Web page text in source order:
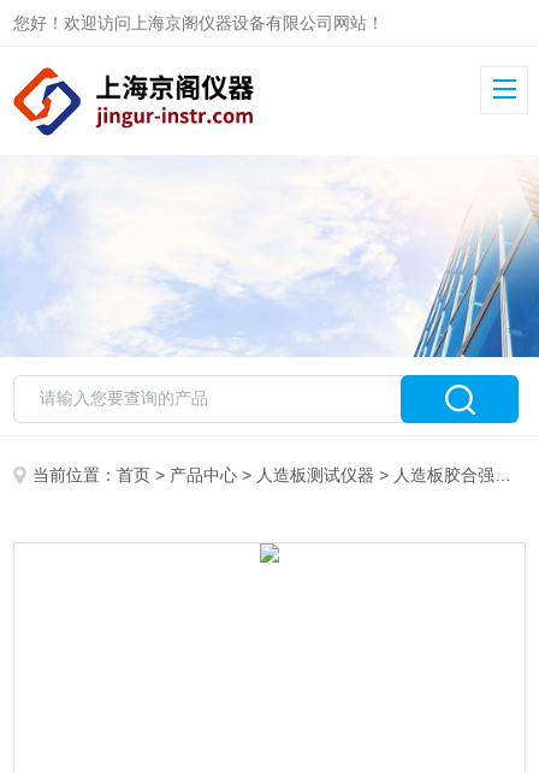
您好！欢迎访问上海京阁仪器设备有限公司网站！
当前位置：首页 > 产品中心 > 人造板测试仪器 > 人造板胶合强度测定用卡具